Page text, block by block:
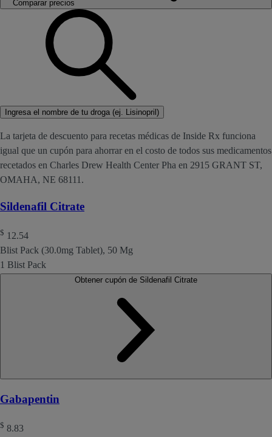
Comparar precios
Ingresa el nombre de tu droga (ej. Lisinopril)
La tarjeta de descuento para recetas médicas de Inside Rx funciona
igual que un cupón para ahorrar en el costo de todos sus medicamentos
recetados en Charles Drew Health Center Pha en 2915 GRANT ST,
OMAHA, NE 68111.
Sildenafil Citrate
$ 12.54
Blist Pack (30.0mg Tablet), 50 Mg
1 Blist Pack
Gabapentin
$ 8.83